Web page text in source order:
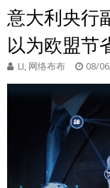
意大利央行
以为欧盟节
LI, 网络布布 08/